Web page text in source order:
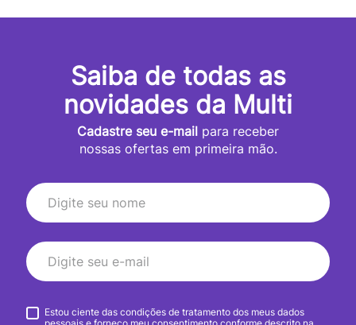
Saiba de todas as
novidades da Multi
Cadastre seu e-mail para receber
nossas ofertas em primeira mão.
Estou ciente das condições de tratamento dos meus dados